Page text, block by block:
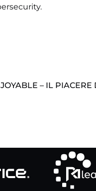
– IL PIACERE